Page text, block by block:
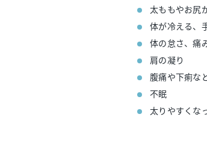
太ももやお尻
体が冷える、
体の怠さ、痛
肩の凝り
腹痛や下痢な
不眠
太りやすくな